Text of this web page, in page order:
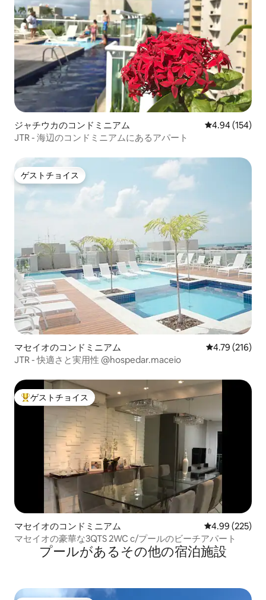
ジャチウカのコンドミニアム レビュー154
4.94 (154)
JTR - 海辺のコンドミニアムにあるアパート
ゲストチョイス
ゲストチョイス
マセイオのコンドミニアム レビュー216
4.79 (216)
JTR - 快適さと実用性 @hospedar.maceio
大好評のゲストチョイスです。
ゲストチョイス
マセイオのコンドミニアム レビュー225
4.99 (225)
マセイオの豪華な3QTS 2WC c/プールのビーチアパート
プールがあるその他の宿泊施設